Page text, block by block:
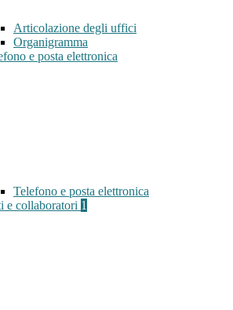
Articolazione degli uffici
Organigramma
e posta elettronica
Telefono e posta elettronica
e collaboratori 1